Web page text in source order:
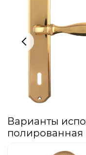
Варианты
полированная